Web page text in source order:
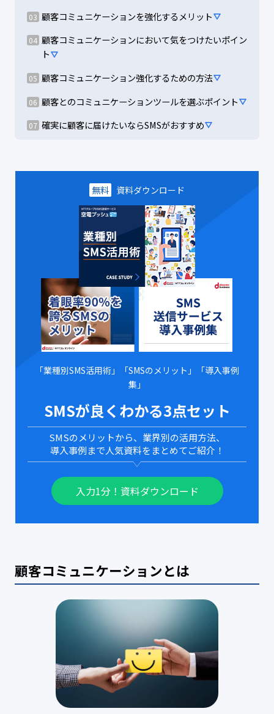
顧客コミュニケーションを強化するメリット
顧客コミュニケーションにおいて気をつけたいポイン
ト
顧客コミュニケーション強化するための方法
顧客とのコミュニケーションツールを選ぶポイント
確実に顧客に届けたいならSMSがおすすめ
無料 資料ダウンロード
「業種別SMS活用術」「SMSのメリット」「導入事例
集」
SMSが良くわかる3点セット
SMSのメリットから、業界別の活用方法、
導入事例まで人気資料をまとめてご紹介！
入力1分！資料ダウンロード
顧客コミュニケーションとは